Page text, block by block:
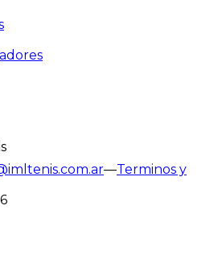
—Terminos y